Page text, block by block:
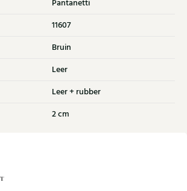
Pantanetti
11607
Bruin
Leer
Leer + rubber
2 cm